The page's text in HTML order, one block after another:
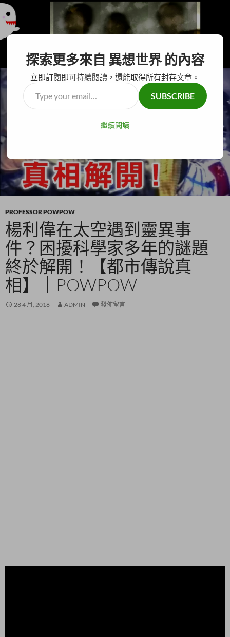
異想世界
至
主
PROFESSOR POWPOW
楊利偉在太空遇到靈異事
件？困擾科學家多年的謎題
終於解開！【都市傳說真
相】｜POWPOW
28 4 月, 2018 ADMIN 發佈留言
探索更多來自 異想世界 的內容
立即訂閱即可持續閱讀，還能取得所有封存文章。
Type
your
SUBSCRIBE
繼續閱讀